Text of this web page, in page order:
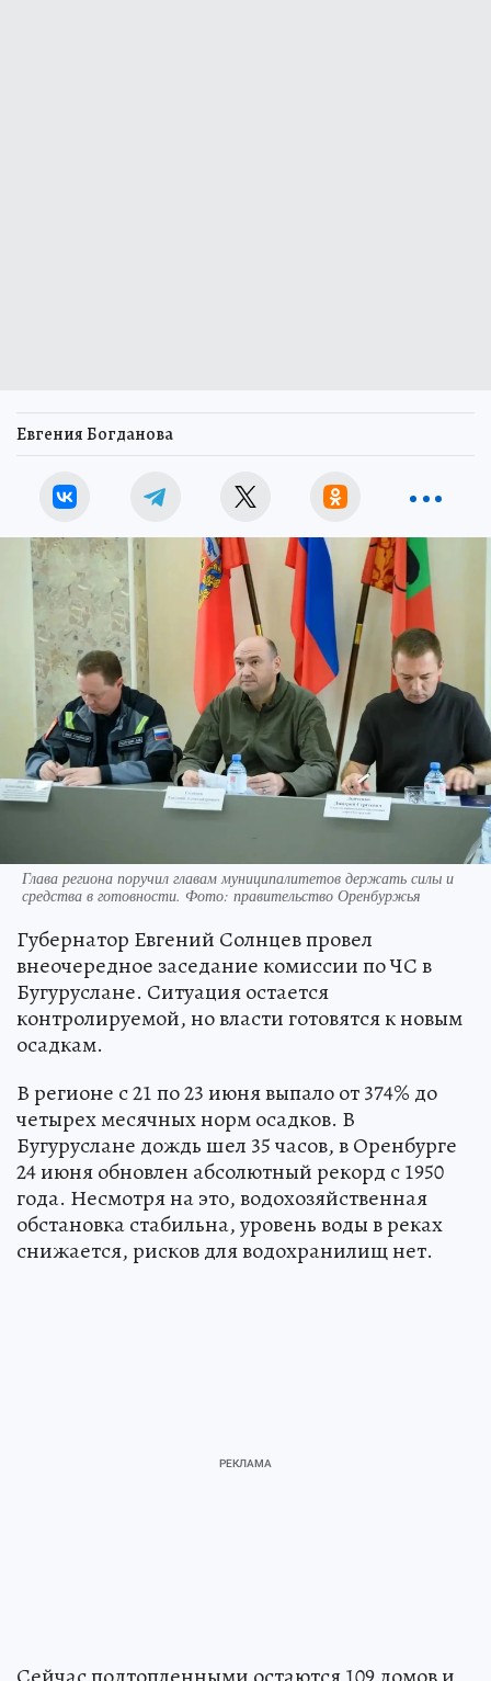
Евгения Богданова
Глава региона поручил главам муниципалитетов держать силы и
средства в готовности. Фото: правительство Оренбуржья
Губернатор Евгений Солнцев провел
внеочередное заседание комиссии по ЧС в
Бугуруслане. Ситуация остается
контролируемой, но власти готовятся к новым
осадкам.
В регионе с 21 по 23 июня выпало от 374% до
четырех месячных норм осадков. В
Бугуруслане дождь шел 35 часов, в Оренбурге
24 июня обновлен абсолютный рекорд с 1950
года. Несмотря на это, водохозяйственная
обстановка стабильна, уровень воды в реках
снижается, рисков для водохранилищ нет.